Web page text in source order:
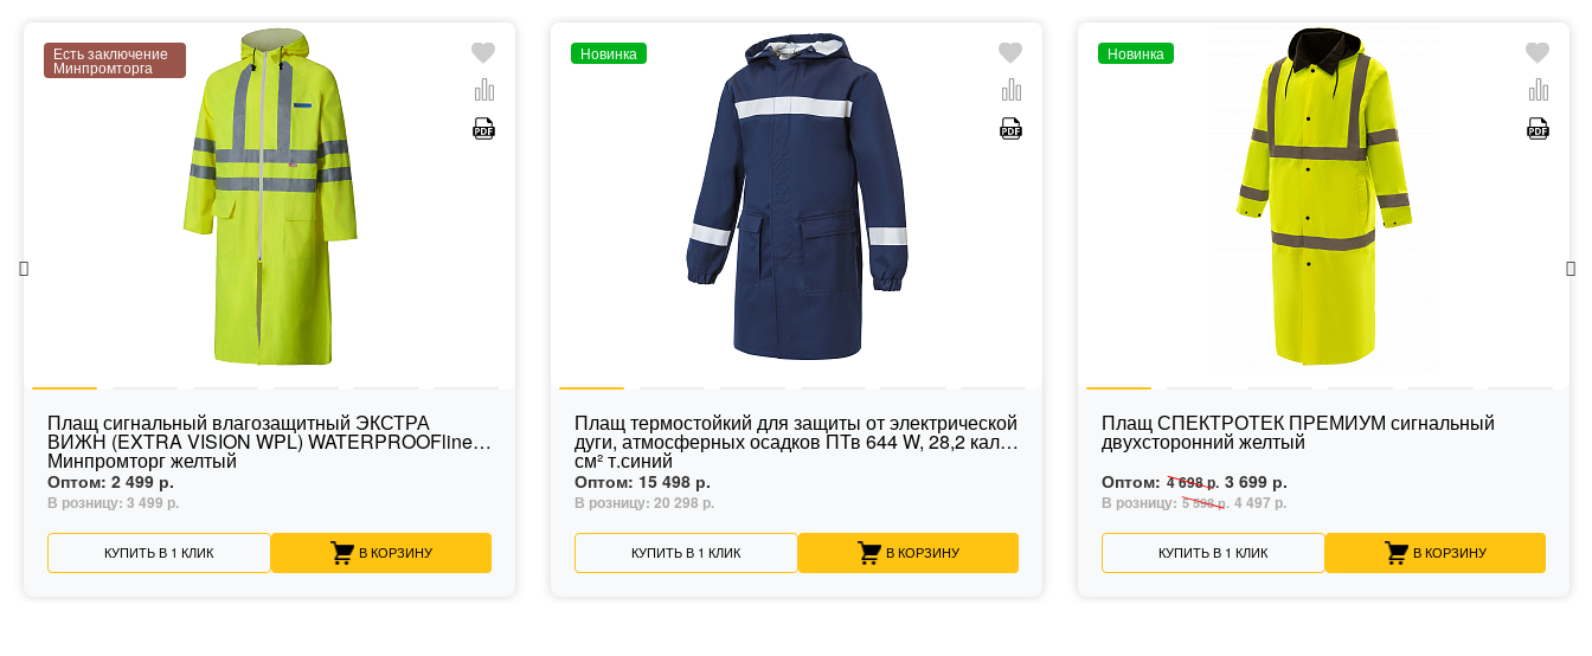
Есть заключение
Минпромторга
Плащ сигнальный влагозащитный ЭКСТРА
ВИЖН (EXTRA VISION WPL) WATERPROOFline
Минпромторг желтый
Оптом: 2 499 р.
В розницу: 3 499 р.
КУПИТЬ В 1 КЛИК В КОРЗИНУ
Новинка
Плащ термостойкий для защиты от электрической
дуги, атмосферных осадков ПТв 644 W, 28,2 кал/
см² т.синий
Оптом: 15 498 р.
В розницу: 20 298 р.
КУПИТЬ В 1 КЛИК В КОРЗИНУ
Новинка
Плащ СПЕКТРОТЕК ПРЕМИУМ сигнальный
двухсторонний желтый
Оптом: 4 698 р. 3 699 р.
В розницу: 5 598 р. 4 497 р.
КУПИТЬ В 1 КЛИК В КОРЗИНУ